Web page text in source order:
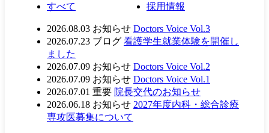
すべて 採用情報
2026.08.03 お知らせ Doctors Voice Vol.3
2026.07.23 ブログ 看護学生就業体験を開催し
ました
2026.07.09 お知らせ Doctors Voice Vol.2
2026.07.09 お知らせ Doctors Voice Vol.1
2026.07.01 重要 院長交代のお知らせ
2026.06.18 お知らせ 2027年度内科・総合診療
専攻医募集について